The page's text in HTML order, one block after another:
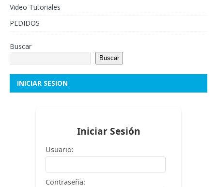
Video Tutoriales
PEDIDOS
Buscar
Buscar
INICIAR SESION